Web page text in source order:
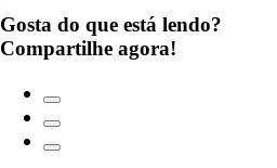
Gosta do que está lendo?
Compartilhe agora!